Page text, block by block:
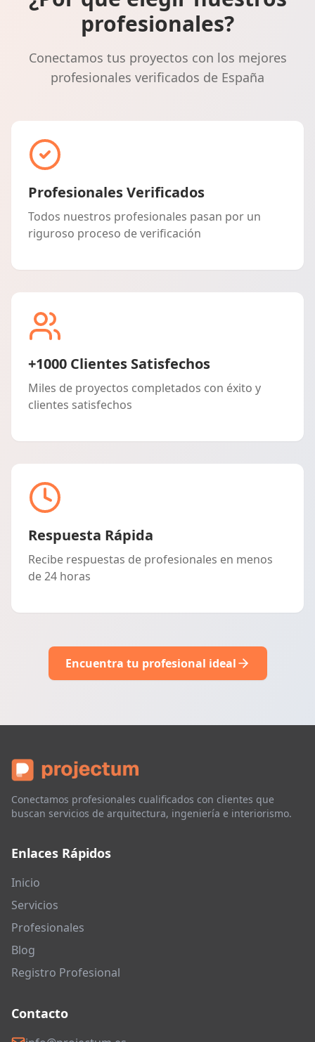
profesionales?
Conectamos tus proyectos con los mejores
profesionales verificados de España
Profesionales Verificados
Todos nuestros profesionales pasan por un
riguroso proceso de verificación
+1000 Clientes Satisfechos
Miles de proyectos completados con éxito y
clientes satisfechos
Respuesta Rápida
Recibe respuestas de profesionales en menos
de 24 horas
Encuentra tu profesional ideal
Conectamos profesionales cualificados con clientes que
buscan servicios de arquitectura, ingeniería e interiorismo.
Enlaces Rápidos
Inicio
Servicios
Profesionales
Blog
Registro Profesional
Contacto